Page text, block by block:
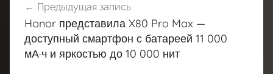
по
записям
Предыдущая запись
Honor представила X80 Pro Max —
доступный смартфон с батареей 11 000
мА·ч и яркостью до 10 000 нит